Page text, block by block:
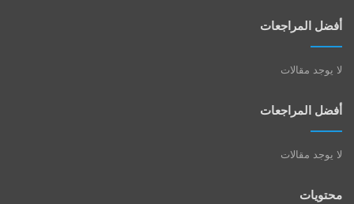
أفضل المراجعات
لا يوجد مقالات
أفضل المراجعات
لا يوجد مقالات
محتويات